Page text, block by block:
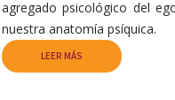
agregado psicológico del
nuestra anatomía psíquica.
LEER MÁS